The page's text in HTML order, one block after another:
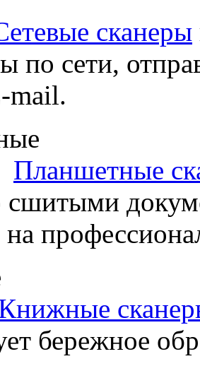
сканеры
по сети,
mail.
Планшетные
сшитыми
бережное